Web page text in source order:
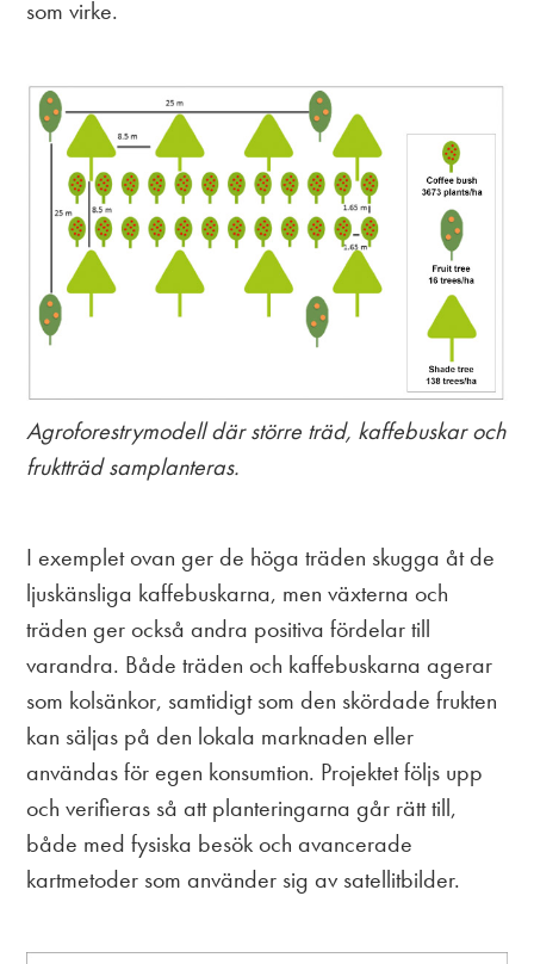
som virke.
Agroforestrymodell där större träd, kaffebuskar och
fruktträd samplanteras.
I exemplet ovan ger de höga träden skugga åt de
ljuskänsliga kaffebuskarna, men växterna och
träden ger också andra positiva fördelar till
varandra. Både träden och kaffebuskarna agerar
som kolsänkor, samtidigt som den skördade frukten
kan säljas på den lokala marknaden eller
användas för egen konsumtion. Projektet följs upp
och verifieras så att planteringarna går rätt till,
både med fysiska besök och avancerade
kartmetoder som använder sig av satellitbilder.